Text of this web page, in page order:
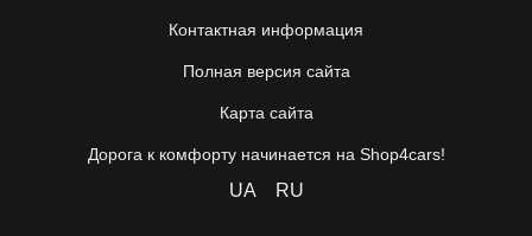
Контактная информация
Полная версия сайта
Карта сайта
Дорога к комфорту начинается на Shop4cars!
UA RU